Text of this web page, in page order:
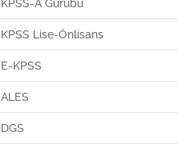
KPSS-A Gurubu
KPSS Lise-Önlisans
E-KPSS
ALES
DGS